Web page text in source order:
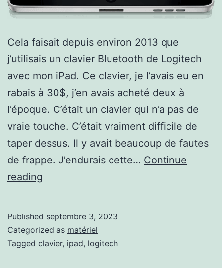
Cela faisait depuis environ 2013 que
j’utilisais un clavier Bluetooth de Logitech
avec mon iPad. Ce clavier, je l’avais eu en
rabais à 30$, j’en avais acheté deux à
l’époque. C’était un clavier qui n’a pas de
vraie touche. C’était vraiment difficile de
taper dessus. Il y avait beaucoup de fautes
de frappe. J’endurais cette… Continue
reading
Combo
de
Published septembre 3, 2023
Categorized as matériel
Tagged clavier, ipad, logitech